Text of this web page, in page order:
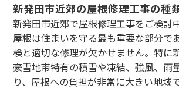
新発田市近郊の屋根修理工事の種
新発田市近郊で屋根修理工事をご検討
屋根は住まいを守る最も重要な部分で
検と適切な修理が欠かせません。特に
豪雪地帯特有の積雪や凍結、強風、雨
り、屋根への負担が非常に大きい地域で